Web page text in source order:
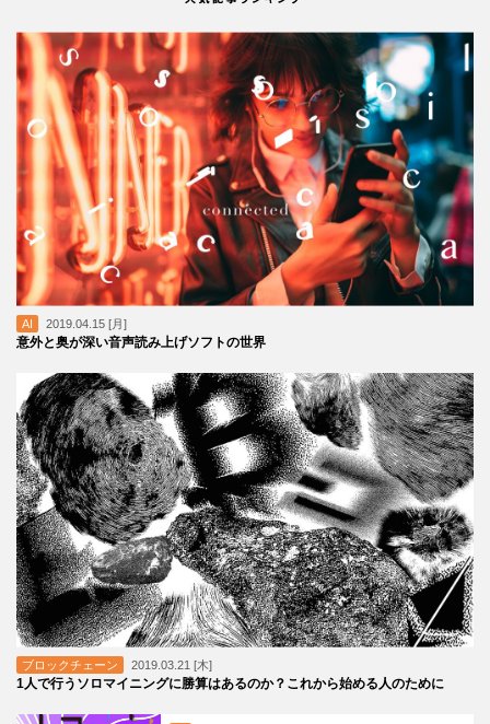
AI 2019.04.15 [月]
意外と奥が深い音声読み上げソフトの世界
ブロックチェーン 2019.03.21 [木]
1人で行うソロマイニングに勝算はあるのか？これから始める人のために